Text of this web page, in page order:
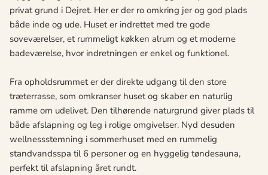
privat grund i Dejret. Her er der ro omkring jer og god plads
både inde og ude. Huset er indrettet med tre gode
soveværelser, et rummeligt køkken alrum og et moderne
badeværelse, hvor indretningen er enkel og funktionel.
Fra opholdsrummet er der direkte udgang til den store
træterrasse, som omkranser huset og skaber en naturlig
ramme om udelivet. Den tilhørende naturgrund giver plads til
både afslapning og leg i rolige omgivelser. Nyd desuden
wellnessstemning i sommerhuset med en rummelig
standvandsspa til 6 personer og en hyggelig tøndesauna,
perfekt til afslapning året rundt.